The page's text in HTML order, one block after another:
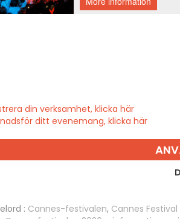
din verksamhet, klicka här
ditt evenemang, klicka här
: Cannes-festivalen, Cannes